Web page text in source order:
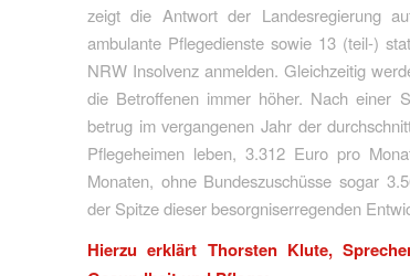
zeigt die Antwort der Landesregierung
ambulante Pflegedienste sowie 13 (teil-)
NRW Insolvenz anmelden. Gleichzeitig
die Betroffenen immer höher. Nach einer
betrug im vergangenen Jahr der
Pflegeheimen leben, 3.312 Euro pro
Monaten, ohne Bundeszuschüsse sogar
der Spitze dieser besorgniserregenden
Hierzu erklärt Thorsten Klute,